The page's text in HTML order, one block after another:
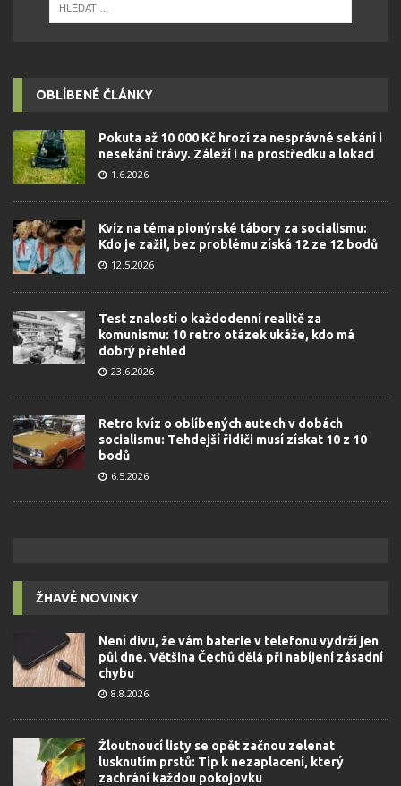
OBLÍBENÉ ČLÁNKY
Pokuta až 10 000 Kč hrozí za nesprávné sekání i
nesekání trávy. Záleží i na prostředku a lokaci
1.6.2026
Kvíz na téma pionýrské tábory za socialismu:
Kdo je zažil, bez problému získá 12 ze 12 bodů
12.5.2026
Test znalostí o každodenní realitě za
komunismu: 10 retro otázek ukáže, kdo má
dobrý přehled
23.6.2026
Retro kvíz o oblíbených autech v dobách
socialismu: Tehdejší řidiči musí získat 10 z 10
bodů
6.5.2026
ŽHAVÉ NOVINKY
Není divu, že vám baterie v telefonu vydrží jen
půl dne. Většina Čechů dělá při nabíjení zásadní
chybu
8.8.2026
Žloutnoucí listy se opět začnou zelenat
lusknutím prstů: Tip k nezaplacení, který
zachrání každou pokojovku